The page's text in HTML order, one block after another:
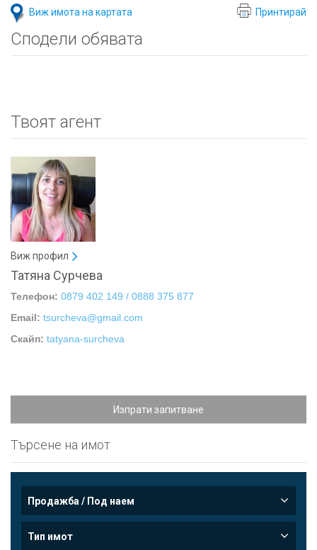
Виж имота на картата Принтирай
Сподели обявата
Твоят агент
Виж профил
Татяна Сурчева
Телефон: 0879 402 149 / 0888 375 877
Email: tsurcheva@gmail.com
Скайп: tatyana-surcheva
Изпрати запитване
Търсене на имот
Продажба / Под наем
Тип имот